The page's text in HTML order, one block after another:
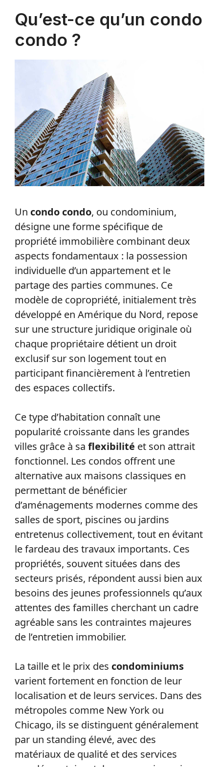
Qu’est-ce qu’un condo
condo ?
Un condo condo, ou condominium,
désigne une forme spécifique de
propriété immobilière combinant deux
aspects fondamentaux : la possession
individuelle d’un appartement et le
partage des parties communes. Ce
modèle de copropriété, initialement très
développé en Amérique du Nord, repose
sur une structure juridique originale où
chaque propriétaire détient un droit
exclusif sur son logement tout en
participant financièrement à l’entretien
des espaces collectifs.
Ce type d’habitation connaît une
popularité croissante dans les grandes
villes grâce à sa flexibilité et son attrait
fonctionnel. Les condos offrent une
alternative aux maisons classiques en
permettant de bénéficier
d’aménagements modernes comme des
salles de sport, piscines ou jardins
entretenus collectivement, tout en évitant
le fardeau des travaux importants. Ces
propriétés, souvent situées dans des
secteurs prisés, répondent aussi bien aux
besoins des jeunes professionnels qu’aux
attentes des familles cherchant un cadre
agréable sans les contraintes majeures
de l’entretien immobilier.
La taille et le prix des condominiums
varient fortement en fonction de leur
localisation et de leurs services. Dans des
métropoles comme New York ou
Chicago, ils se distinguent généralement
par un standing élevé, avec des
matériaux de qualité et des services